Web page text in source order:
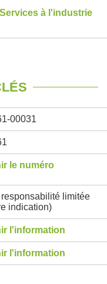
à l'industrie
00031
le numéro
limitée
indication)
l'information
l'information